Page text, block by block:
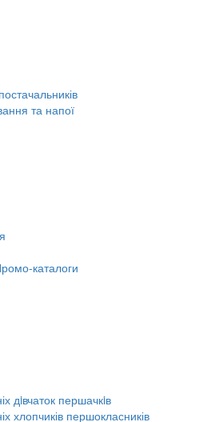
та напої
каталоги
дiвчаток першачкiв
хлопчиків першокласників